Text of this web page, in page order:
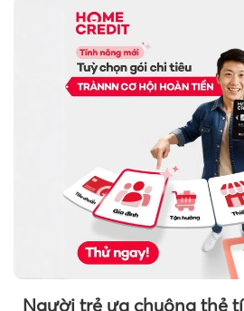
Người trẻ ưa chuộng thẻ